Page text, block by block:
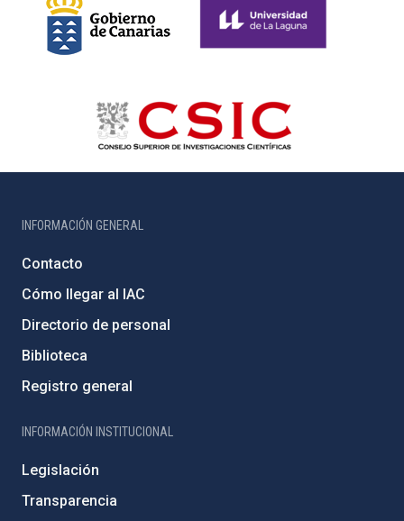
INFORMACIÓN GENERAL
Contacto
Cómo llegar al IAC
Directorio de personal
Biblioteca
Registro general
INFORMACIÓN INSTITUCIONAL
Legislación
Transparencia